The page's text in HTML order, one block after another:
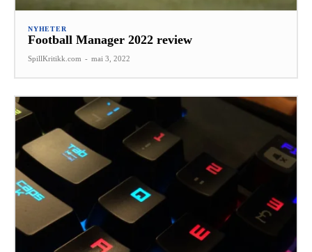
NYHETER
Football Manager 2022 review
SpillKritikk.com - mai 3, 2022